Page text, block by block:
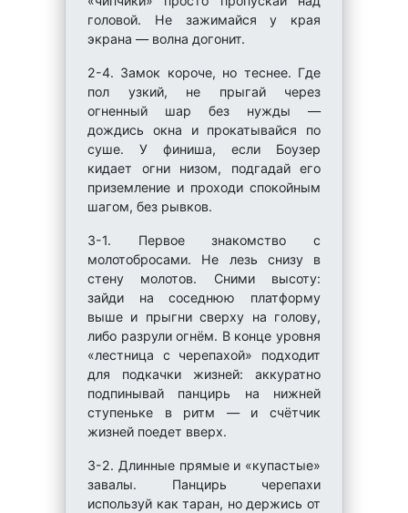
головой. Не зажимайся у края
экрана — волна догонит.
2-4. Замок короче, но теснее. Где
пол узкий, не прыгай через
огненный шар без нужды —
дождись окна и прокатывайся по
суше. У финиша, если Боузер
кидает огни низом, подгадай его
приземление и проходи спокойным
шагом, без рывков.
3-1. Первое знакомство с
молотобросами. Не лезь снизу в
стену молотов. Сними высоту:
зайди на соседнюю платформу
выше и прыгни сверху на голову,
либо разрули огнём. В конце уровня
«лестница с черепахой» подходит
для подкачки жизней: аккуратно
подпинывай панцирь на нижней
ступеньке в ритм — и счётчик
жизней поедет вверх.
3-2. Длинные прямые и «купастые»
завалы. Панцирь черепахи
используй как таран, но держись от